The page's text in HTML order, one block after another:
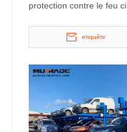
protection contre le feu ci-
enquête